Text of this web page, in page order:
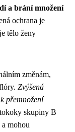
a brání množení
ochrana je
tělo ženy
změnám,
Zvýšená
přemnožení
skupiny B
mohou